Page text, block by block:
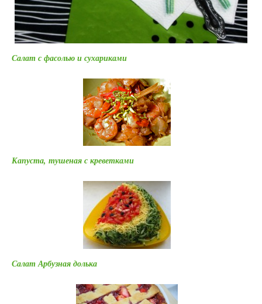
Салат с фасолью и сухариками
Капуста, тушеная с креветками
Салат Арбузная долька